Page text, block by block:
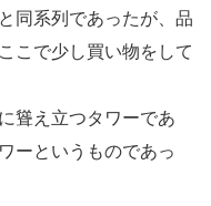
同系列であったが、品
こで少し買い物をして
聳え立つタワーであ
ーというものであっ